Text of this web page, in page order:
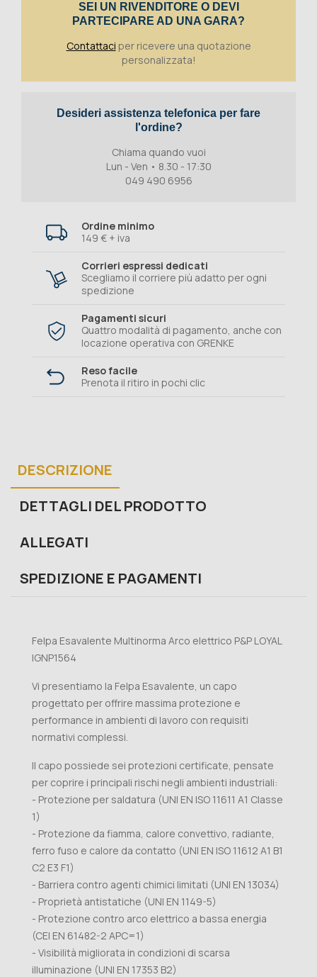
SEI UN RIVENDITORE O DEVI
PARTECIPARE AD UNA GARA?
Contattaci per ricevere una quotazione
personalizzata!
Desideri assistenza telefonica per fare
l'ordine?
Chiama quando vuoi
Lun - Ven • 8.30 - 17:30
049 490 6956
Ordine minimo
149 € + iva
Corrieri espressi dedicati
Scegliamo il corriere più adatto per ogni
spedizione
Pagamenti sicuri
Quattro modalità di pagamento, anche con
locazione operativa con GRENKE
Reso facile
Prenota il ritiro in pochi clic
DESCRIZIONE
DETTAGLI DEL PRODOTTO
ALLEGATI
SPEDIZIONE E PAGAMENTI
Felpa Esavalente Multinorma Arco elettrico P&P LOYAL
IGNP1564
Vi presentiamo la Felpa Esavalente, un capo
progettato per offrire massima protezione e
performance in ambienti di lavoro con requisiti
normativi complessi.
Il capo possiede sei protezioni certificate, pensate
per coprire i principali rischi negli ambienti industriali:
- Protezione per saldatura (UNI EN ISO 11611 A1 Classe
1)
- Protezione da fiamma, calore convettivo, radiante,
ferro fuso e calore da contatto (UNI EN ISO 11612 A1 B1
C2 E3 F1)
- Barriera contro agenti chimici limitati (UNI EN 13034)
- Proprietà antistatiche (UNI EN 1149-5)
- Protezione contro arco elettrico a bassa energia
(CEI EN 61482-2 APC=1)
- Visibilità migliorata in condizioni di scarsa
illuminazione (UNI EN 17353 B2)